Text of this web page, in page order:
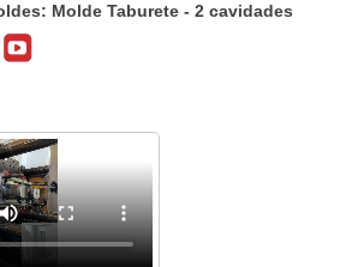
Molde Taburete - 2 cavidades